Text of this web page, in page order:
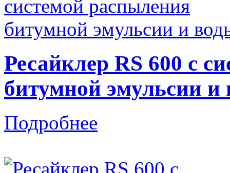
Ресайклер RS 600 с
битумной эмульсии и
Подробнее